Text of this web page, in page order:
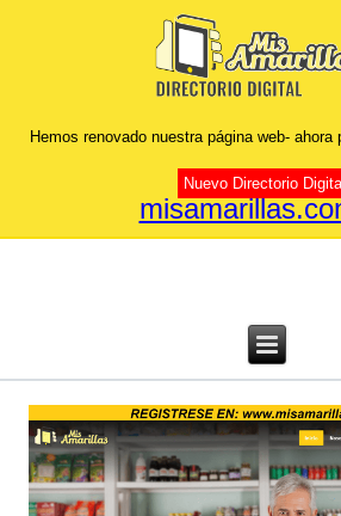
Hemos renovado nuestra página web-
Nuevo Directorio